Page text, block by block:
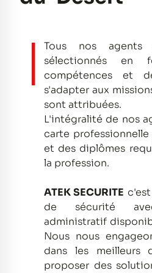
Tous nos
sélectionnés en
compétences et
s'adapter aux
sont attribuées.
L'intégralité de nos
carte
et des diplômes
la profession.
ATEK SECURITE
de sécurité
administratif
Nous nous
dans les meilleurs
proposer des